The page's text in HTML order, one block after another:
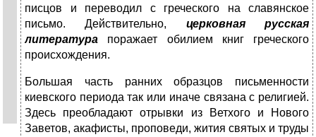
писцов и переводил с греческого на славянское
письмо. Действительно, церковная русская
литература поражает обилием книг греческого
происхождения.
Большая часть ранних образцов письменности
киевского периода так или иначе связана с религией.
Здесь преобладают отрывки из Ветхого и Нового
Заветов, акафисты, проповеди, жития святых и труды